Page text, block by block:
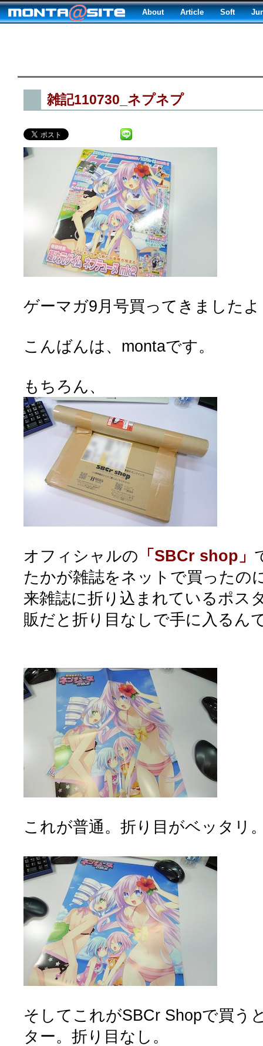
About Article Soft
雑記110730_ネプネプ
ゲーマガ9月号買ってきました
こんばんは、montaです。
もちろん、
オフィシャルの 「SBCr shop」
たかが雑誌をネットで買ったの
来雑誌に折り込まれているポス
販だと折り目なしで手に入るん
これが普通。折り目がベッタリ
そしてこれがSBCr Shopで買う
ター。折り目なし。